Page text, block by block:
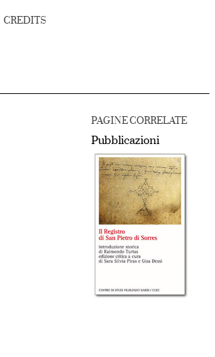
CREDITS
PAGINE CORRELATE
Pubblicazioni